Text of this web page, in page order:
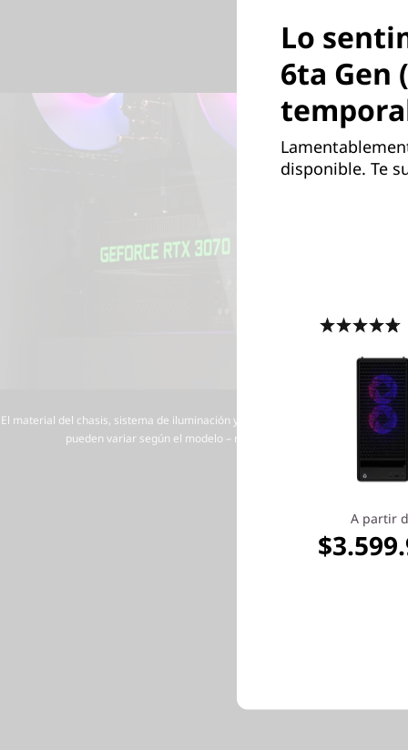
El material del chasis, sistema de iluminación y los componentes internos,
pueden variar según el modelo – revisa la configuración de tu
Lo
6ta Gen
disponible. Te
A partir